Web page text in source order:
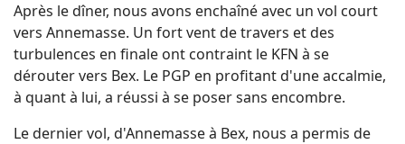
Après le dîner, nous avons enchaîné avec un vol court
vers Annemasse. Un fort vent de travers et des
turbulences en finale ont contraint le KFN à se
dérouter vers Bex. Le PGP en profitant d'une accalmie,
à quant à lui, a réussi à se poser sans encombre.
Le dernier vol, d'Annemasse à Bex, nous a permis de